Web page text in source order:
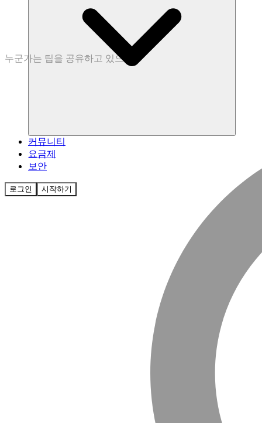
커뮤니티
요금제
보안
로그인 시작하기
누군가는 팁을 공유하고 있으며